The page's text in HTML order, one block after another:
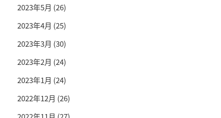
2023年5月 (26)
2023年4月 (25)
2023年3月 (30)
2023年2月 (24)
2023年1月 (24)
2022年12月 (26)